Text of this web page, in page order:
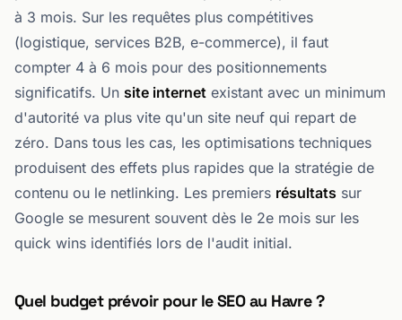
à 3 mois. Sur les requêtes plus compétitives
(logistique, services B2B, e-commerce), il faut
compter 4 à 6 mois pour des positionnements
significatifs. Un site internet existant avec un minimum
d'autorité va plus vite qu'un site neuf qui repart de
zéro. Dans tous les cas, les optimisations techniques
produisent des effets plus rapides que la stratégie de
contenu ou le netlinking. Les premiers résultats sur
Google se mesurent souvent dès le 2e mois sur les
quick wins identifiés lors de l'audit initial.
Quel budget prévoir pour le SEO au Havre ?